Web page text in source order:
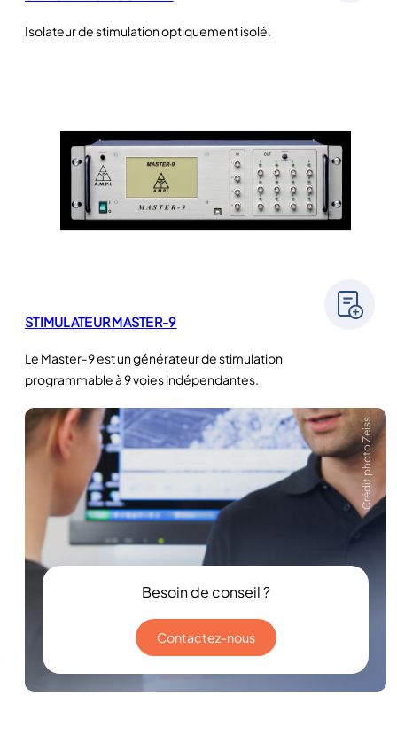
Isolateur de stimulation optiquement isolé.
STIMULATEUR MASTER-9
Le Master‑9 est un générateur de stimulation
programmable à 9 voies indépendantes.
Crédit photo Zeiss
Besoin de conseil ?
Contactez-nous